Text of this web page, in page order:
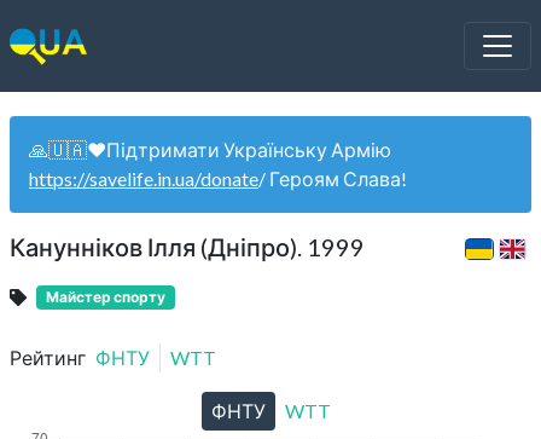
🙏🇺🇦❤️Підтримати Українську Армію
https://savelife.in.ua/donate/ Героям Слава!
Канунніков Ілля (Дніпро). 1999
Майстер спорту
Рейтинг ФНТУ WTT
ФНТУ WTT